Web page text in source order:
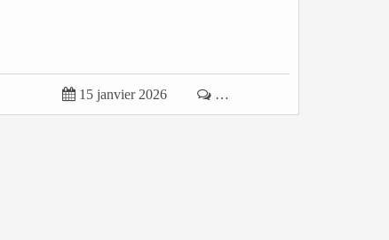
 15 janvier 2026  …